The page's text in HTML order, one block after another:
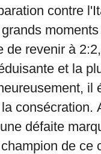
contre
de revenir à
et la
il
consécration.
défaite
de ce